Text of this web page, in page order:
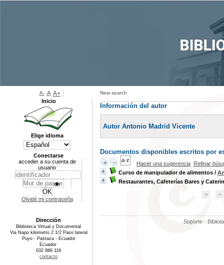
New search
Información del autor
Autor Antonio Madrid Vicente
Documentos disponibles escritos por
Hacer una sugerencia Refinar
Curso de manipulador de alimentos /
Restaurantes, Cafeterías Bares y
Soporte -
A- A A+
Inicio
Elige idioma
Conectarse
acceder a su cuenta de
usuario
Olvidé mi contraseña
Dirección
Biblioteca Virtual y Documental
Via Napo kilometro 2 1/2 Paso lateral
Puyo - Pastaza - Ecuador
Ecuador
032 889 118
contacto